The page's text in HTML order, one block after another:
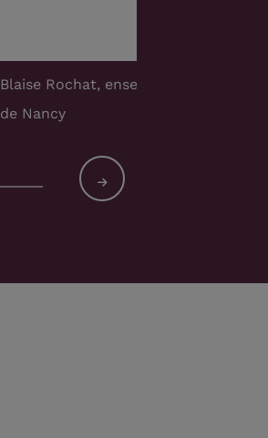
Isabelle Coanon, assistante sociale,